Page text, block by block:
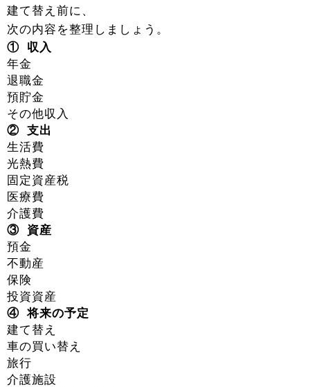
建て替え前に、
次の内容を整理しましょう。
① 収入
年金
退職金
預貯金
その他収入
② 支出
生活費
光熱費
固定資産税
医療費
介護費
③ 資産
預金
不動産
保険
投資資産
④ 将来の予定
建て替え
車の買い替え
旅行
介護施設